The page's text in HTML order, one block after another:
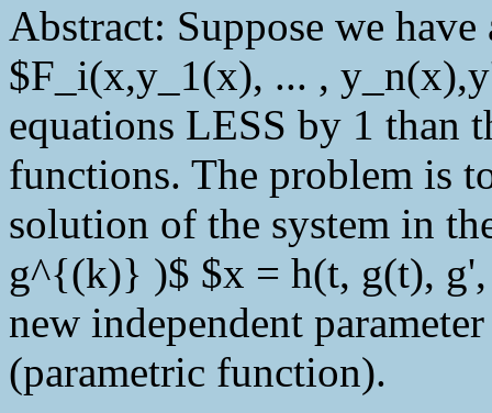
Abstract: Suppose we
$F_i(x,y_1(x), ... ,
equations LESS by 1 than
functions. The problem is
solution of the system in
g^{(k)} )$ $x = h(t, g(t),
new independent
(parametric function).